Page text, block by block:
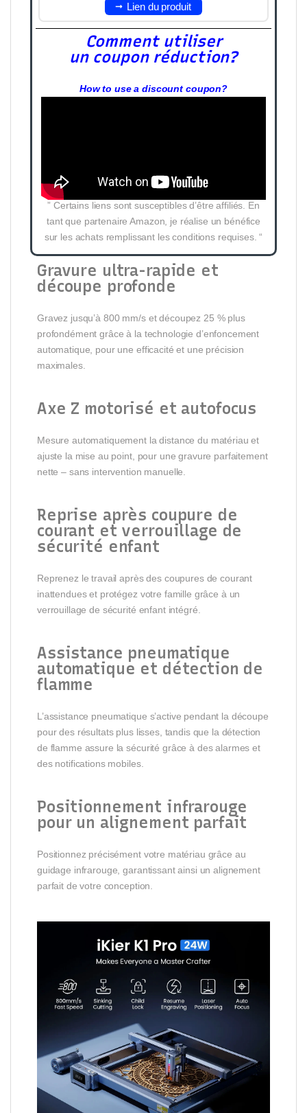
Lien du produit
Comment utiliser
un coupon réduction?
How to use a discount coupon?
” Certains liens sont susceptibles d’être affiliés. En
tant que partenaire Amazon, je réalise un bénéfice
sur les achats remplissant les conditions requises. “
Gravure ultra-rapide et
découpe profonde
Gravez jusqu’à 800 mm/s et découpez 25 % plus
profondément grâce à la technologie d’enfoncement
automatique, pour une efficacité et une précision
maximales.
Axe Z motorisé et autofocus
Mesure automatiquement la distance du matériau et
ajuste la mise au point, pour une gravure parfaitement
nette – sans intervention manuelle.
Reprise après coupure de
courant et verrouillage de
sécurité enfant
Reprenez le travail après des coupures de courant
inattendues et protégez votre famille grâce à un
verrouillage de sécurité enfant intégré.
Assistance pneumatique
automatique et détection de
flamme
L’assistance pneumatique s’active pendant la découpe
pour des résultats plus lisses, tandis que la détection
de flamme assure la sécurité grâce à des alarmes et
des notifications mobiles.
Positionnement infrarouge
pour un alignement parfait
Positionnez précisément votre matériau grâce au
guidage infrarouge, garantissant ainsi un alignement
parfait de votre conception.